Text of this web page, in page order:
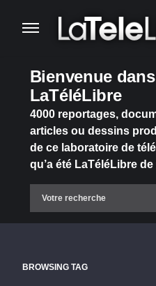
Bienvenue
LaTéléLibre
4000 reportages,
articles ou dessins
de ce laboratoire de
qu’a été LaTéléLibre de
BROWSING TAG